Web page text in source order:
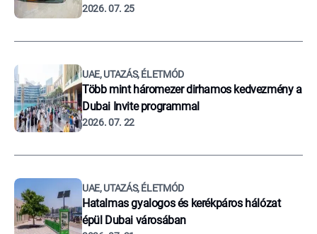
2026. 07. 25
UAE, UTAZÁS, ÉLETMÓD
Több mint háromezer dirhamos kedvezmény a
Dubai Invite programmal
2026. 07. 22
UAE, UTAZÁS, ÉLETMÓD
Hatalmas gyalogos és kerékpáros hálózat
épül Dubai városában